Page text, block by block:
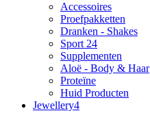
Accessoires
Proefpakketten
Dranken - Shakes
Sport 24
Supplementen
Aloë - Body & Haar
Proteïne
Huid Producten
Jewellery4